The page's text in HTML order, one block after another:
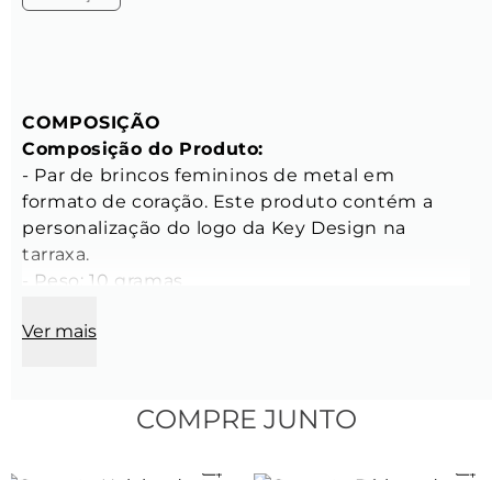
COMPOSIÇÃO
Composição do Produto:
- Par de brincos femininos de metal em
formato de coração. Este produto contém a
personalização do logo da Key Design na
tarraxa.
- Peso: 10 gramas
- Banho: Produto banhado a paládio com
CARACTERÍSTICAS
Ver mais
COMPRE JUNTO